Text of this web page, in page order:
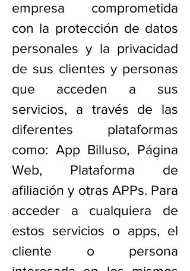
empresa comprometida
con la protección de datos
personales y la privacidad
de sus clientes y personas
que acceden a sus
servicios, a través de las
diferentes plataformas
como: App Billuso, Página
Web, Plataforma de
afiliación y otras APPs. Para
acceder a cualquiera de
estos servicios o apps, el
cliente o persona